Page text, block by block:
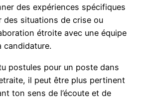
des expériences spécifiques
des situations de crise ou
étroite avec une équipe
candidature.
postules pour un poste dans
il peut être plus pertinent
ton sens de l’écoute et de